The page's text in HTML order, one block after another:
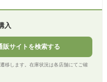
入
販サイトを検索する
移します。在庫状況は各店舗にてご確